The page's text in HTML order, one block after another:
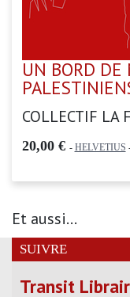
UN BORD DE
COLLECTIF LA
20,00 € - HELVETIUS
Et aussi...
SUIVRE
Transit